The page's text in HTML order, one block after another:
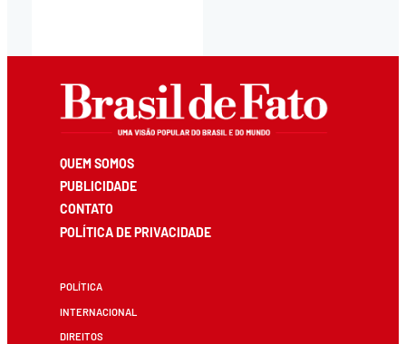
QUEM SOMOS
PUBLICIDADE
CONTATO
POLÍTICA DE PRIVACIDADE
POLÍTICA
INTERNACIONAL
DIREITOS